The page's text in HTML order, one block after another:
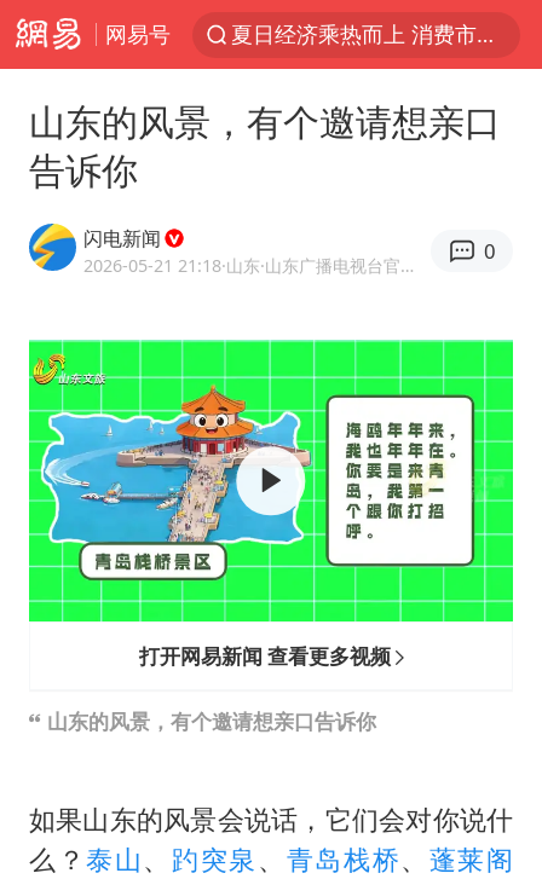
网易号
白海豚对华东华北影响会大于巴威
以拒绝“和平委员会”的加沙和平计划
央视新主播李秋莹母校发文祝贺
香港刷新1884年以来最高气温纪录
上海全力守护市民“菜篮子”
浙江省甬江发生2026年第1号洪水
暑期研学游升温 在旅途中增长知识
暴雨预报为何有时感觉不准
山东的风景，有个邀请想亲口
告诉你
闪电新闻
2026-05-21 21:18·山东 ·山东广播电视台官方APP闪电新闻
0
打开网易新闻 查看更多视频
山东的风景，有个邀请想亲口告诉你
如果山东的风景会说话，它们会对你说什
么？泰山、 趵突泉 、 青岛栈桥、 蓬莱阁